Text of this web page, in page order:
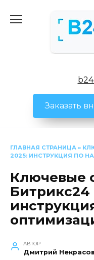
Заказать
ГЛАВНАЯ СТРАНИЦА »
2025: ИНСТРУКЦИЯ ПО
Ключевые
Битрикс24
АВТОР
Дмитрий Некрасов